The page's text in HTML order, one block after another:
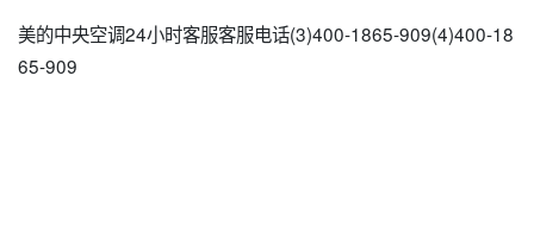
美的中央空调24小时客服客服电话(3)400-1865-909(4)400-18
65-909